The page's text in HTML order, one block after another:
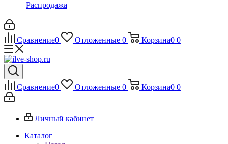
Распродажа
Сравнение0 Отложенные 0 Корзина0 0
Сравнение0 Отложенные 0 Корзина0 0
Личный кабинет
Каталог